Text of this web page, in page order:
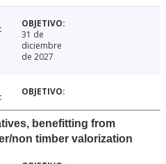
31 de
diciembre
de 2027
benefitting from
non timber valorization